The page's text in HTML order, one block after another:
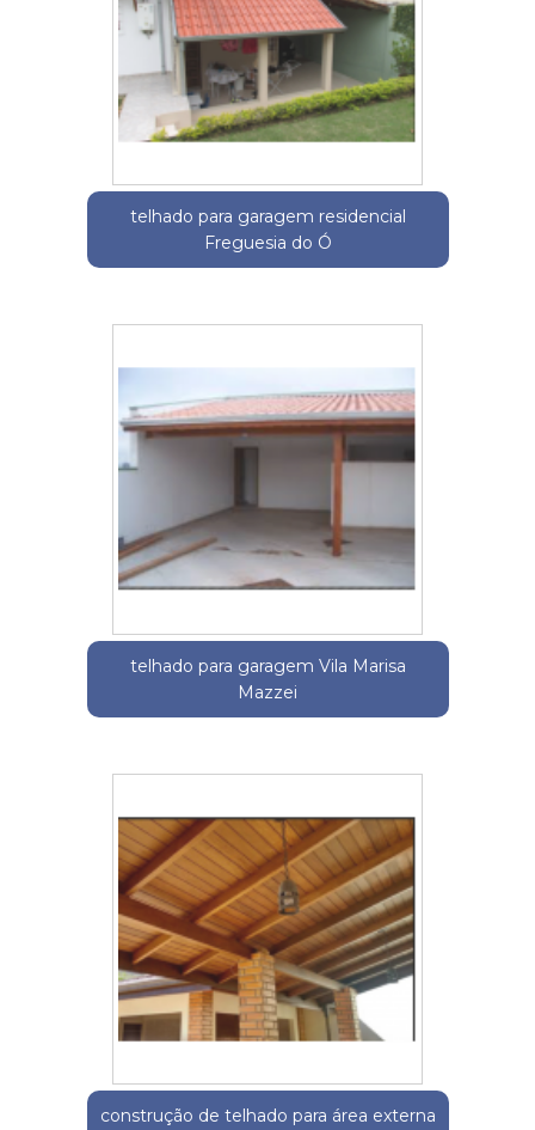
telhado para garagem residencial
Freguesia do Ó
telhado para garagem Vila Marisa
Mazzei
construção de telhado para área externa